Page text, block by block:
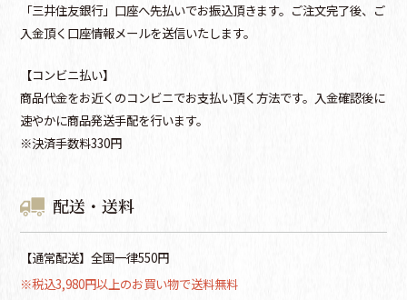
「三井住友銀行」口座へ先払いでお振込頂きます。ご注文完了後、ご
入金頂く口座情報メールを送信いたします。
【コンビニ払い】
商品代金をお近くのコンビニでお支払い頂く方法です。入金確認後に
速やかに商品発送手配を行います。
※決済手数料330円
配送・送料
【通常配送】全国一律550円
※税込3,980円以上のお買い物で送料無料